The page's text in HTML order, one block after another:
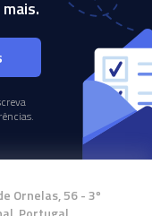
Ornelas, 56 - 3º